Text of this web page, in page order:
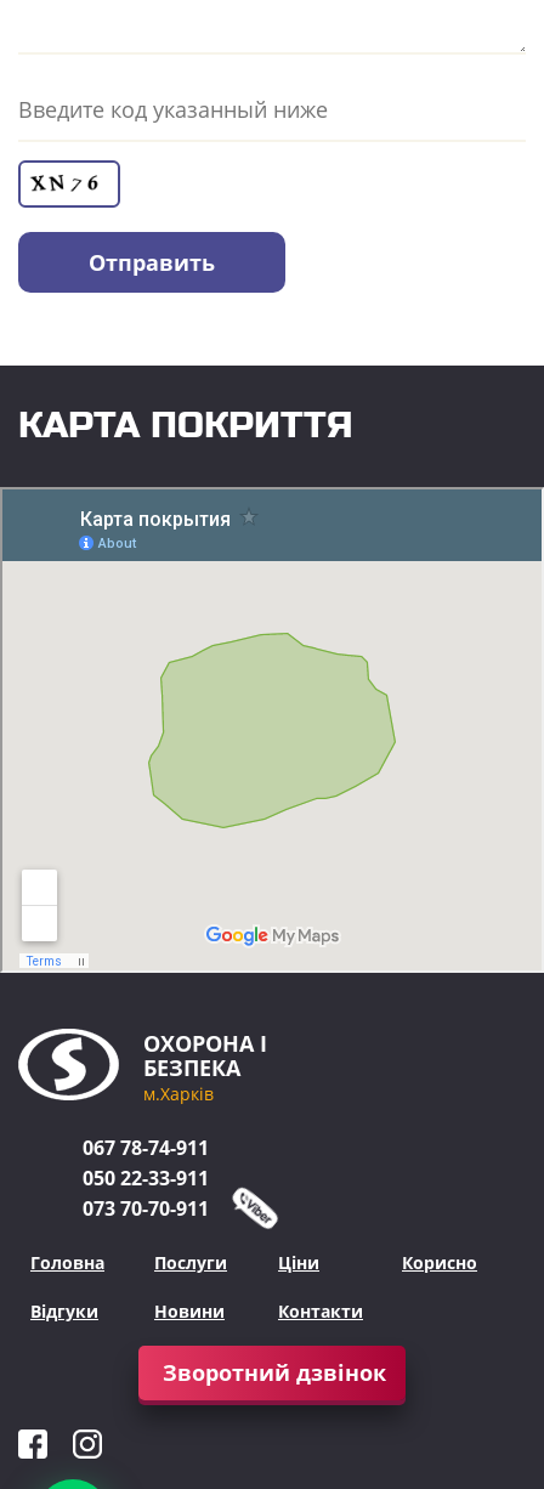
КАРТА ПОКРИТТЯ
ОХОРОНА І
БЕЗПЕКА
м.Харків
06778-74-911
05022-33-911
07370-70-911
Головна Послуги Ціни Корисно
Відгуки Новини Контакти
Зворотний дзвінок